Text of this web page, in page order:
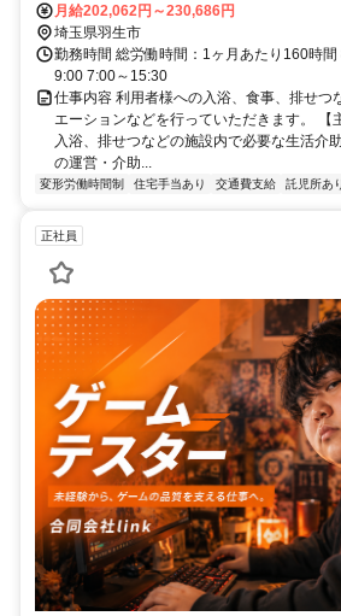
月給202,062円～230,686円
埼玉県羽生市
勤務時間 総労働時間：1ヶ月あたり160時
9:00 7:00～15:30
仕事内容 利用者様への入浴、食事、排せつ
エーションなどを行っていただきます。 【
入浴、排せつなどの施設内で必要な生活介
の運営・介助...
変形労働時間制 住宅手当あり 交通費支給 託児所あ
正社員